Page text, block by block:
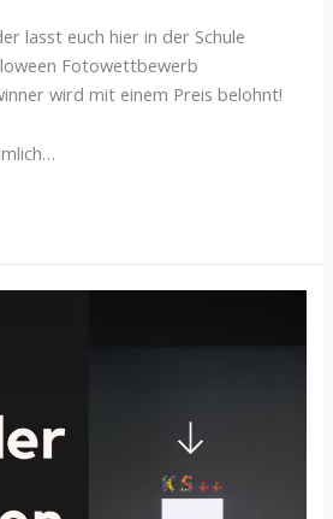
lasst euch hier in der Schule
Fotowettbewerb
wird mit einem Preis belohnt!